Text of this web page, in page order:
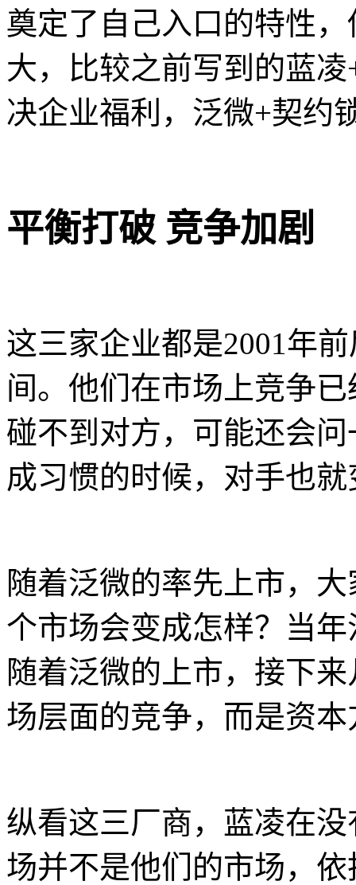
奠定了自己入口的特性
大，比较之前写到的蓝
决企业福利，泛微+契约
平衡打破 竞争加剧
这三家企业都是2001年
间。他们在市场上竞争
碰不到对方，可能还会
成习惯的时候，对手也
随着泛微的率先上市，
个市场会变成怎样？当
随着泛微的上市，接下
场层面的竞争，而是资
纵看这三厂商，蓝凌在
场并不是他们的市场，